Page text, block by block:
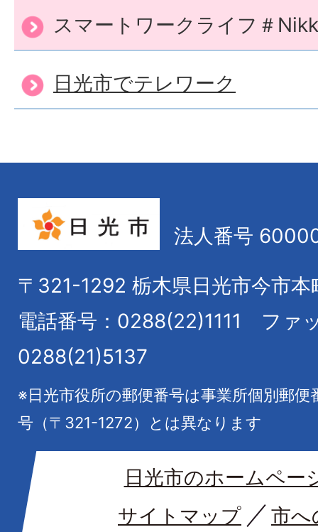
スマートワークライフ＃
日光市でテレワーク
法人番号
〒321-1292 栃木県日光市今市本
電話番号：0288(22)1111
ファ
0288(21)5137
※日光市役所の郵便番号は事業所個別郵
号（〒321-1272）とは異なります
日光市のホームペー
サイトマップ
市へ